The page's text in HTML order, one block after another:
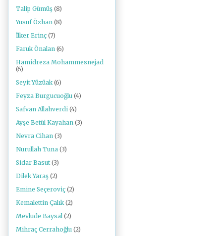
Talip Gümüş (8)
Yusuf Özhan (8)
İlker Erinç (7)
Faruk Önalan (6)
Hamidreza Mohammesnejad
(6)
Seyit Yüzüak (6)
Feyza Burgucuoğlu (4)
Safvan Allahverdi (4)
Ayşe Betül Kayahan (3)
Nevra Cihan (3)
Nurullah Tuna (3)
Sidar Basut (3)
Dilek Yaraş (2)
Emine Seçeroviç (2)
Kemalettin Çalık (2)
Mevlude Baysal (2)
Mihraç Cerrahoğlu (2)